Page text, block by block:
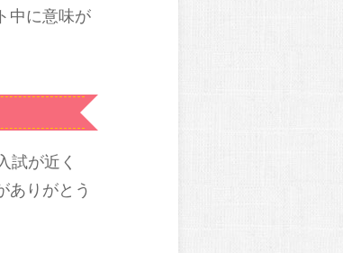
中に意味が
試が近く
ありがとう